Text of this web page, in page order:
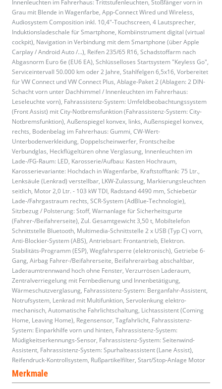
Innenleuchten im Fahrerhaus: Trittstufenleuchten, Stoßfänger vorn in
Grau mit Blende in Wagenfarbe, App-Connect Wired und Wireless,
Audiosystem Composition inkl. 10,4"-Touchscreen, 4 Lautsprecher,
Induktionsladeschale für Smartphone, Kombiinstrument digital (virtual
cockpit), Navigation in Verbindung mit dem Smartphone (über Apple
Carplay / Android Auto /...), Reifen 235/65 R16, Schadstoffarm nach
Abgasnorm Euro 6e (EU6 EA), Schlüsselloses Startsystem "Keyless Go",
Serviceintervall 50.000 km oder 2 Jahre, Stahlfelgen 6,5x16, Vorbereitet
für VW Connect und VW Connect Plus, Ablage-Paket 2 (Ablagen: 2 DIN-
Schacht vorn unter Dachhimmel / Innenleuchten im Fahrerhaus:
Leseleuchte vorn), Fahrassistenz-System: Umfeldbeobachtungssystem
(Front Assist) mit City-Notbremsfunktion (Fahrassistenz-System: City-
Notbremsfunktion), Außenspiegel konvex, links, Außenspiegel konvex,
rechts, Bodenbelag im Fahrerhaus: Gummi, CW-Wert-
Unterbodenverkleidung, Doppelscheinwerfer, Frontscheibe
Verbundglas, Heckflügeltüren ohne Verglasung, Innenleuchten im
Lade-/FG-Raum: LED, Karosserie/Aufbau: Kasten Hochraum,
Karosserievariante: Hochdach in Wagenfarbe, Kraftstofftank: 75 Ltr.,
Lenksäule (Lenkrad) verstellbar, LKW-Zulassung, Markierungsleuchten
seitlich, Motor 2,0 Ltr. - 103 kW TDI, Radstand 4490 mm, Schiebetür
Lade-/Fahrgastraum rechts, SCR-System (AdBlue-Technologie),
Sitzbezug / Polsterung: Stoff, Warnanlage für Sicherheitsgurte
(Fahrer-/Beifahrerseite), Zul. Gesamtgewicht 3,50 t, Mobiltelefon
Schnittstelle Bluetooth, Multimedia-Schnittstelle 2 x USB (Typ C) vorn,
Anti-Blockier-System (ABS), Antriebsart: Frontantrieb, Elektron.
Stabilitäts-Programm (ESP), Wegfahrsperre (elektronisch), Getriebe 6-
Gang, Airbag Fahrer-/Beifahrerseite, Beifahrerairbag abschaltbar,
Laderaumtrennwand hoch ohne Fenster, Verzurrösen Laderaum,
Zentralverriegelung mit Fernbedienung und Innenbetätigung,
Wärmeschutzverglasung, Fahrassistenz-System: Berganfahr-Assistent,
Notrufsystem, Lenkrad mit Multifunktion, Servolenkung elektro-
mechanisch, Automatische Fahrlichtschaltung, Lichtassistent (Coming
Home, Leaving Home), Regensensor, Tagfahrlicht, Fahrassistenz-
System: Einparkhilfe vorn und hinten, Fahrassistenz-System:
Müdigkeitserkennungs-Sensor, Fahrassistenz-System: Seitenwind-
Assistent, Fahrassistenz-System: Spurhalteassistent (Lane Assist),
Reifendruck-Kontrollsystem, Rußpartikelfilter, Start/Stop-Anlage Motor
Merkmale